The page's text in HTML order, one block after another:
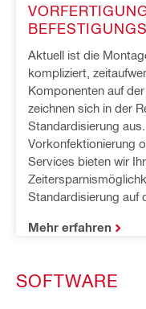
Aktuell ist die
kompliziert,
Komponenten auf
zeichnen sich in der
Standardisierung
Vorkonfektionierung
Services bieten wir
Standardisierung auf
Mehr erfahren
SOFTWARE